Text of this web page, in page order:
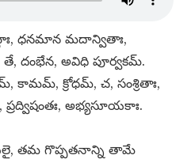
ధనమాన మదాన్వితాః,
దంభేన, అవిధి పూర్వకమ్​.
కామమ్​, క్రోధమ్​, చ, సంశ్రితాః,
అభ్యసూయకాః.
తమ గొప్పతనాన్ని తామే